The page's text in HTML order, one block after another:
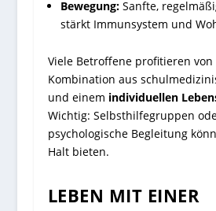
Bewegung:Sanfte,
stärkt Immunsystem und
Viele Betroffene profitieren
Kombination aus
und einem individuellen
Wichtig: Selbsthilfegruppen
psychologische Begleitung
Halt bieten.
LEBEN MIT EINER